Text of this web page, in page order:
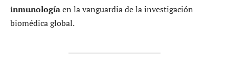
inmunologíaen la vanguardia de la investigación
biomédica global.